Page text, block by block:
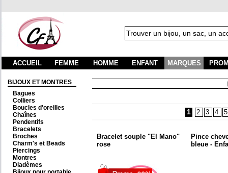
ACCUEIL FEMME HOMME ENFANT MARQUES
BIJOUX ET MONTRES
Bagues
Colliers
Boucles d'oreilles
Chaînes
Pendentifs
Bracelets
Broches
Charm's et Beads
Piercings
Montres
Diadèmes
1 2 3 4 5
Bracelet souple "El Mano"
rose
Pince
bleue -